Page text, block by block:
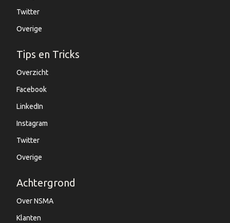
Twitter
Overige
Tips en Tricks
Overzicht
Facebook
LinkedIn
Instagram
Twitter
Overige
Achtergrond
Over NSMA
Klanten